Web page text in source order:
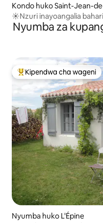
Kondo huko Saint-Jean-
☀️Nzuri inayoangalia
Nyumba za
Kipendwa maarufu cha
Kipendwa cha wageni
Nyumba huko L'Épine